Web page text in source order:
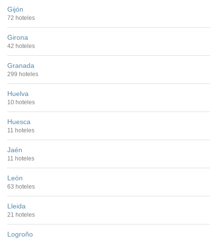
Gijón
72 hoteles
Girona
42 hoteles
Granada
299 hoteles
Huelva
10 hoteles
Huesca
11 hoteles
Jaén
11 hoteles
León
63 hoteles
Lleida
21 hoteles
Logroño